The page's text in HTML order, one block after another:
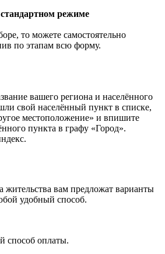
режиме
то можете самостоятельно
по этапам всю форму.
вашего региона и населённого
свой населённый пункт в списке,
местоположение» и впишите
пункта в графу «Город».
жительства вам предложат варианты
удобный способ.
способ оплаты.